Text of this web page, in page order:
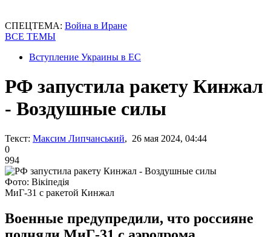
СПЕЦТЕМА: Война в Иране
ВСЕ ТЕМЫ
Вступление Украины в ЕС
РФ запустила ракету Кинжал
- Воздушные силы
Текст: Максим Липчанський, 26 мая 2024, 04:44
0
994
Фото: Вікіпедія
МиГ-31 с ракетой Кинжал
Военные предупредили, что россияне